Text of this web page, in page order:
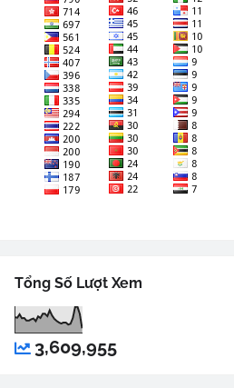
Tổng Số Lượt Xem
3,609,955